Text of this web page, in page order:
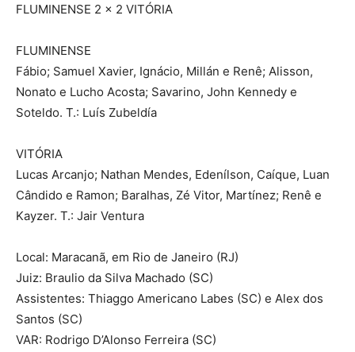
FLUMINENSE 2 x 2 VITÓRIA
FLUMINENSE
Fábio; Samuel Xavier, Ignácio, Millán e Renê; Alisson,
Nonato e Lucho Acosta; Savarino, John Kennedy e
Soteldo. T.: Luís Zubeldía
VITÓRIA
Lucas Arcanjo; Nathan Mendes, Edenílson, Caíque, Luan
Cândido e Ramon; Baralhas, Zé Vitor, Martínez; Renê e
Kayzer. T.: Jair Ventura
Local: Maracanã, em Rio de Janeiro (RJ)
Juiz: Braulio da Silva Machado (SC)
Assistentes: Thiaggo Americano Labes (SC) e Alex dos
Santos (SC)
VAR: Rodrigo D’Alonso Ferreira (SC)